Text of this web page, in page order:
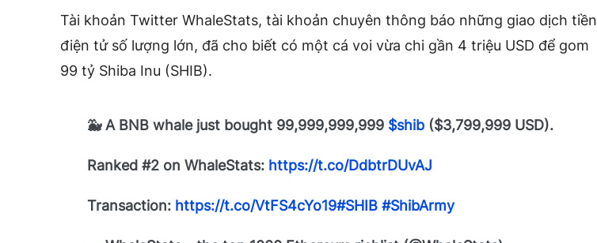
Tài khoản Twitter WhaleStats, tài khoản chuyên thông báo những giao dịch tiền
điện tử số lượng lớn, đã cho biết có một cá voi vừa chi gần 4 triệu USD để gom
99 tỷ Shiba Inu (SHIB).
🐳 A BNB whale just bought 99,999,999,999 $shib ($3,799,999 USD).
Ranked #2 on WhaleStats: https://t.co/DdbtrDUvAJ
Transaction: https://t.co/VtFS4cYo19#SHIB #ShibArmy